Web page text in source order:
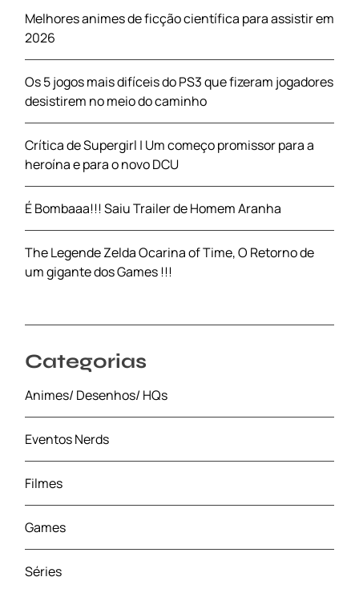
Melhores animes de ficção científica para assistir em
2026
Os 5 jogos mais difíceis do PS3 que fizeram jogadores
desistirem no meio do caminho
Crítica de Supergirl | Um começo promissor para a
heroína e para o novo DCU
É Bombaaa!!! Saiu Trailer de Homem Aranha
The Legende Zelda Ocarina of Time, O Retorno de
um gigante dos Games !!!
Categorias
Animes/ Desenhos/ HQs
Eventos Nerds
Filmes
Games
Séries